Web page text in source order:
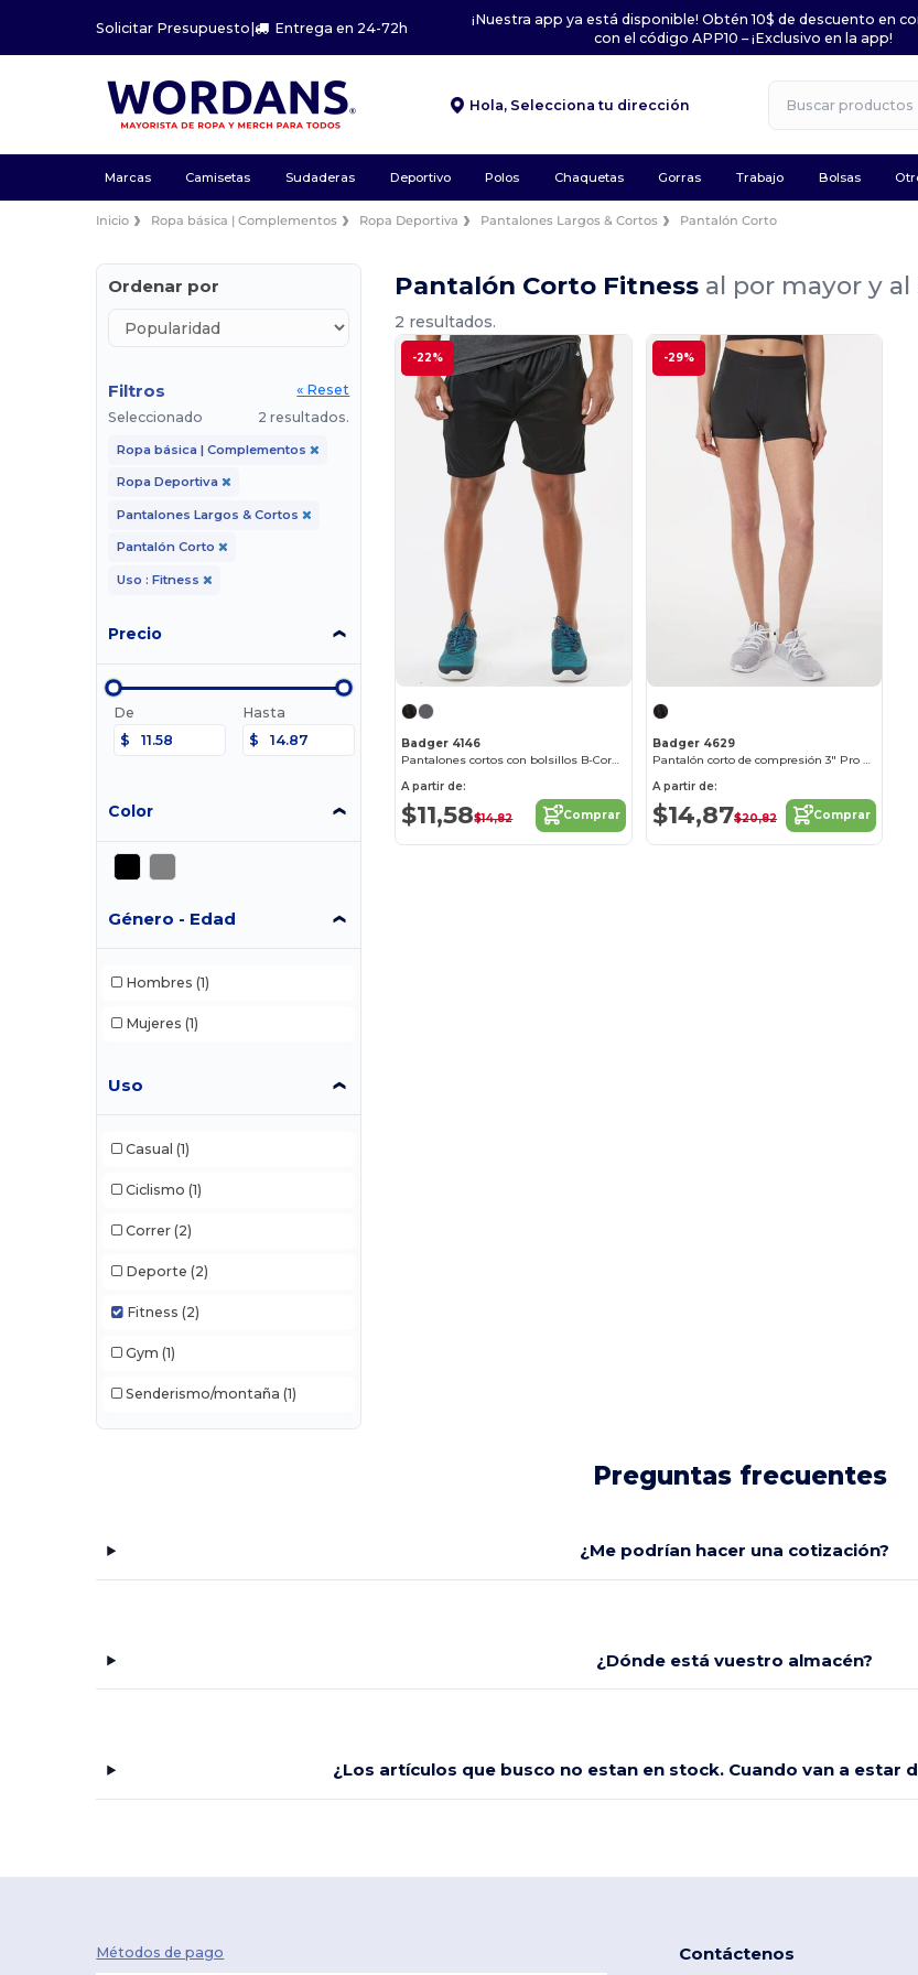
Solicitar Presupuesto| Entrega en 24-72h
¡Nuestra app ya está disponible! Obtén 10$ de descuento en
con el código APP10 – ¡Exclusivo en la app!
Hola, Selecciona tu dirección
Marcas Camisetas Sudaderas Deportivo Polos Chaquetas Gorras Trabajo Bolsas
Inicio Ropa básica | Complementos Ropa Deportiva Pantalones Largos & Cortos Pantalón Corto
Ordenar por
Filtros
« Reset
Seleccionado
2 resultados.
Ropa básica | Complementos
Ropa Deportiva
Pantalones Largos & Cortos
Pantalón Corto
Uso : Fitness
Precio
De
$
Hasta
$
Color
Género - Edad
Hombres (1)
Mujeres (1)
Uso
Casual (1)
Ciclismo (1)
Correr (2)
Deporte (2)
Fitness (2)
Gym (1)
Senderismo/montaña (1)
Pantalón Corto Fitness al por mayor y
2 resultados.
-22%
Badger 4146
Pantalones cortos con bolsillos B-Core 5
A partir de:
$11,58$14,82 Comprar
-29%
Badger 4629
Pantalón corto de compresión 3" Pro para mujer
A partir de:
$14,87$20,82 Comprar
Preguntas frecuentes
¿Me podrían hacer una cotización?
¿Dónde está vuestro almacén?
¿Los artículos que busco no estan en stock. Cuando van a estar
Métodos de pago Contáctenos